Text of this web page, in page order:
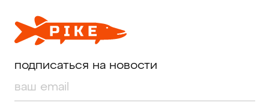
подписаться на новости